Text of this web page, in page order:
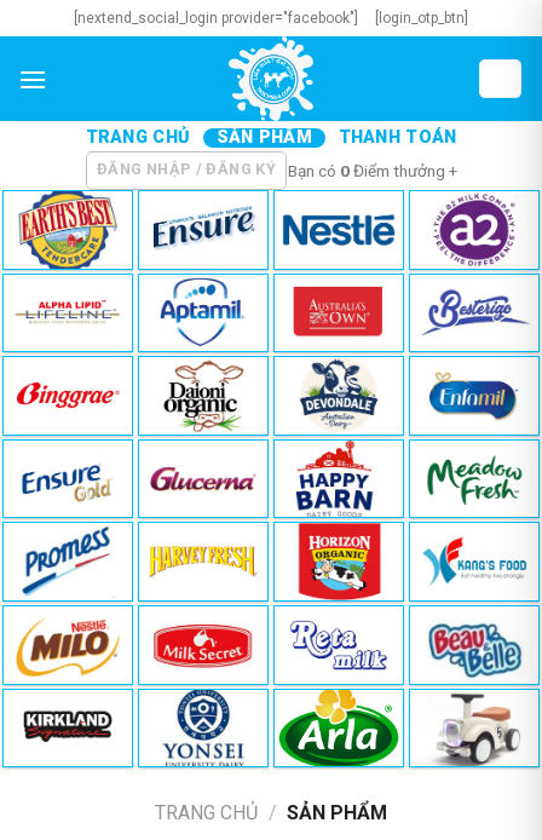
to
content
[nextend_social_login provider="facebook"] [login_otp_btn]
TRANG CHỦ SẢN PHẨM THANH TOÁN
ĐĂNG NHẬP / ĐĂNG KÝ Bạn có 0Điểm thưởng +
TRANG CHỦ / SẢN PHẨM